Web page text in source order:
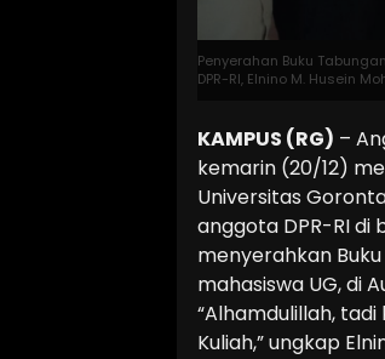
Penyerahan Buku
DPR-RI, Elnino M. Husein
KAMPUS (RG) –
kemarin (20/12)
Universitas
anggota DPR-RI di
menyerahkan
mahasiswa UG, di
“Alhamdulillah, tadi
Kuliah,” ungkap